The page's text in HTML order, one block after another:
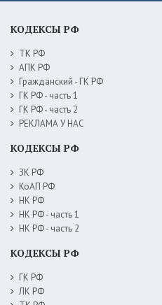
КОДЕКСЫ РФ
ТК РФ
АПК РФ
Гражданский - ГК РФ
ГК РФ - часть 1
ГК РФ - часть 2
РЕКЛАМА У НАС
КОДЕКСЫ РФ
ЗК РФ
КоАП РФ
НК РФ
НК РФ - часть 1
НК РФ - часть 2
КОДЕКСЫ РФ
ГК РФ
ЛК РФ